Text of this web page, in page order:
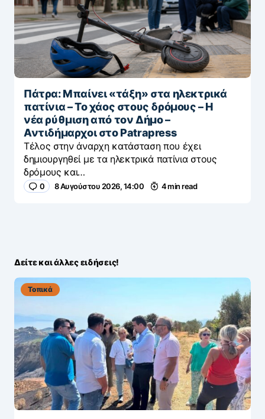
Πάτρα: Μπαίνει «τάξη» στα ηλεκτρικά
πατίνια – Το χάος στους δρόμους – Η
νέα ρύθμιση από τον Δήμο –
Αντιδήμαρχοι στο Patrapress
Τέλος στην άναρχη κατάσταση που έχει
δημιουργηθεί με τα ηλεκτρικά πατίνια στους
δρόμους και…
0 8 Αυγούστου 2026, 14:00 4 min read
Δείτε και άλλες ειδήσεις!
Τοπικά